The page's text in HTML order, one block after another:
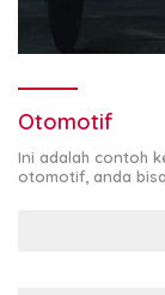
Otomotif
Ini adalah contoh
otomotif, anda